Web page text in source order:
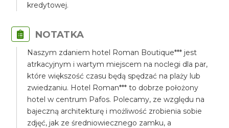
kredytowej.
NOTATKA
Naszym zdaniem hotel Roman Boutique*** jest
atrkacyjnym i wartym miejscem na noclegi dla par,
które większość czasu będą spędzać na plaży lub
zwiedzaniu. Hotel Roman*** to dobrze położony
hotel w centrum Pafos. Polecamy, ze względu na
bajeczną architekturę i możliwość zrobienia sobie
zdjęć, jak ze średniowiecznego zamku, a